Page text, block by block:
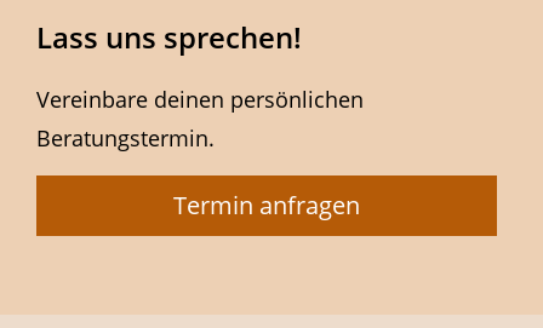
Lass uns sprechen!
Vereinbare deinen persönlichen
Beratungstermin.
Termin anfragen